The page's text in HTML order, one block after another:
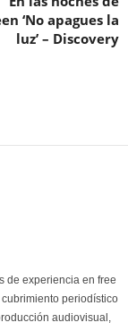
‘No apagues la
luz’ – Discovery
de experiencia en free
periodístico
audiovisual,